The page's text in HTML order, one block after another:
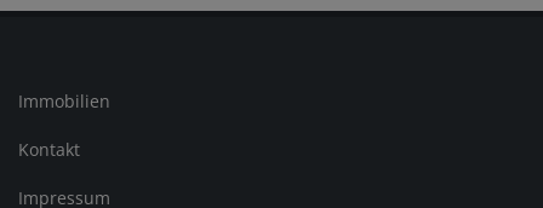
Immobilien
Kontakt
Impressum